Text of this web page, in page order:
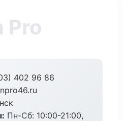
Pro
402 96 86
Пн-Сб: 10:00-21:00,